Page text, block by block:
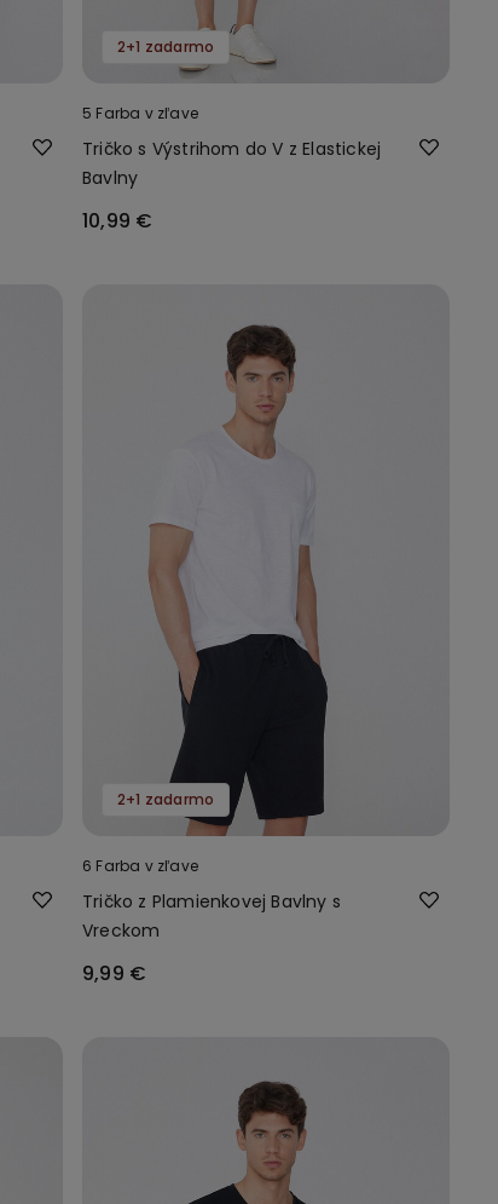
2+1 zadarmo
5 Farba v zľave
Tričko s Výstrihom do V z Elastickej
Bavlny
10,99 €
2+1 zadarmo
6 Farba v zľave
Tričko z Plamienkovej Bavlny s
Vreckom
9,99 €